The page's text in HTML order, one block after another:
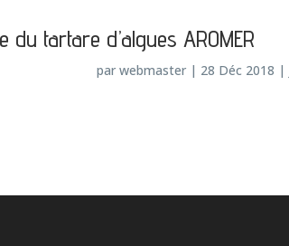
du tartare d’algues AROMER
par webmaster| 28 Déc 2018 |